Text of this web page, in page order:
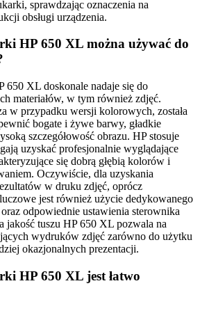
sprawdzając oznaczenia na
obsługi urządzenia.
HP 650 XL można używać do
650 XL doskonale nadaje się do
materiałów, w tym również zdjęć.
w przypadku wersji kolorowych, została
bogate i żywe barwy, gładkie
szczegółowość obrazu. HP stosuje
uzyskać profesjonalnie wyglądające
się dobrą głębią kolorów i
Oczywiście, dla uzyskania
w druku zdjęć, oprócz
jest również użycie dedykowanego
odpowiednie ustawienia sterownika
jakość tuszu HP 650 XL pozwala na
wydruków zdjęć zarówno do użytku
okazjonalnych prezentacji.
HP 650 XL jest łatwo